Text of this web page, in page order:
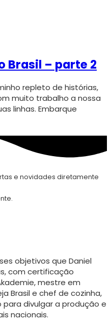
Brasil – parte 2
repleto de histórias,
muito trabalho a nossa
linhas. Embarque
e novidades diretamente
objetivos que Daniel
com certificação
mestre em
Brasil e chef de cozinha,
divulgar a produção e
nacionais.